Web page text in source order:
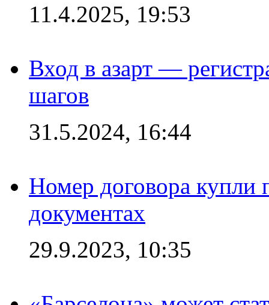
11.4.2025, 19:53
Вход в азарт —
шагов
31.5.2024, 16:44
Номер договора купли
документах
29.9.2023, 10:35